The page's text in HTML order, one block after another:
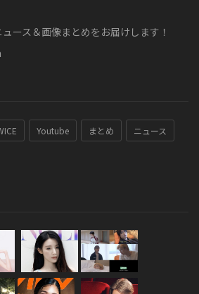
ース＆画像まとめをお届けします！
Youtube まとめ ニュース